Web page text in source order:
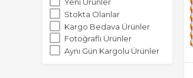
Yeni Ürünler
Stokta Olanlar
Kargo Bedava Ürünler
Fotoğraflı Ürünler
Aynı Gün Kargolu Ürünler